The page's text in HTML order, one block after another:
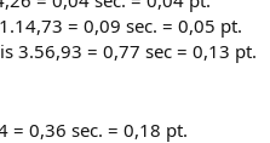
= 0,09 sec. = 0,05 pt.
3.56,93 = 0,77 sec = 0,13 pt.
= 0,36 sec. = 0,18 pt.